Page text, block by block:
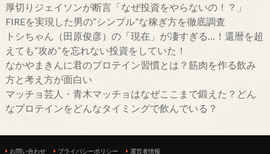
厚切りジェイソンが断言「なぜ投資をやらないの！？」
FIREを実現した男の“シンプル”な稼ぎ方を徹底調査
トシちゃん（田原俊彦）の「現在」が凄すぎる…！還暦を超
えても“攻め”を忘れない投資をしていた！
なかやまきんに君のプロテイン習慣とは？筋肉を作る飲み
方と考え方が面白い
マッチョ芸人・青木マッチョはなぜここまで鍛えた？どん
なプロテインをどんなタイミングで飲んでいる？
お問い合わせ プライバシーポリシー 運営者情報